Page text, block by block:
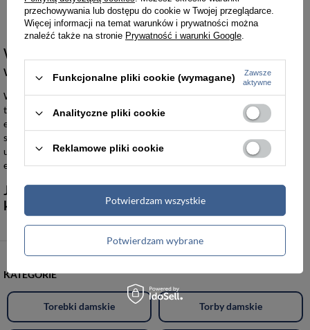
Walizki męskie złote jako wyznacznik prestiżu
w podróży
Wytrzymałe walizki męskie złote wykonane z wysokiej jakości
tworzywa ABS stanowią solidną barierę ochronną dla przewożonego
ekwipunku podczas transportu lotniczego i lądowego. Twarda
skorupa skutecznie zabezpiecza zawartość przed naciskiem oraz
uszkodzeniami mechanicznymi, co czyni je niezastąpionym
elementem bagażu w trakcie intensywnych delegacji.
Jakie marki i materiały definiują standardy tej
kategorii?
KATEGORIE
Torebki damskie Torby damskie
przechowywania lub dostępu do cookie w Twojej przeglądarce.
Więcej informacji na temat warunków i prywatności można
znaleźć także na stronie Prywatność i warunki Google.
Funkcjonalne pliki cookie (wymagane)
Zawsze
aktywne
Analityczne pliki cookie
Reklamowe pliki cookie
Potwierdzam wybrane
Potwierdzam wszystkie